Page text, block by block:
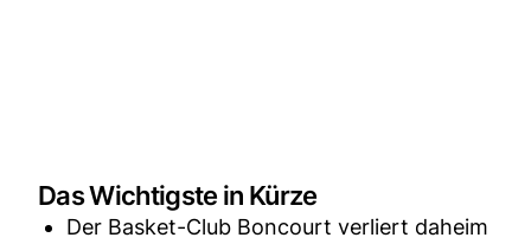
Das Wichtigste in Kürze
Der Basket-Club Boncourt verliert daheim